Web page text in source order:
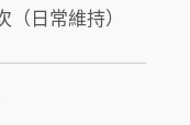
（日常維持）